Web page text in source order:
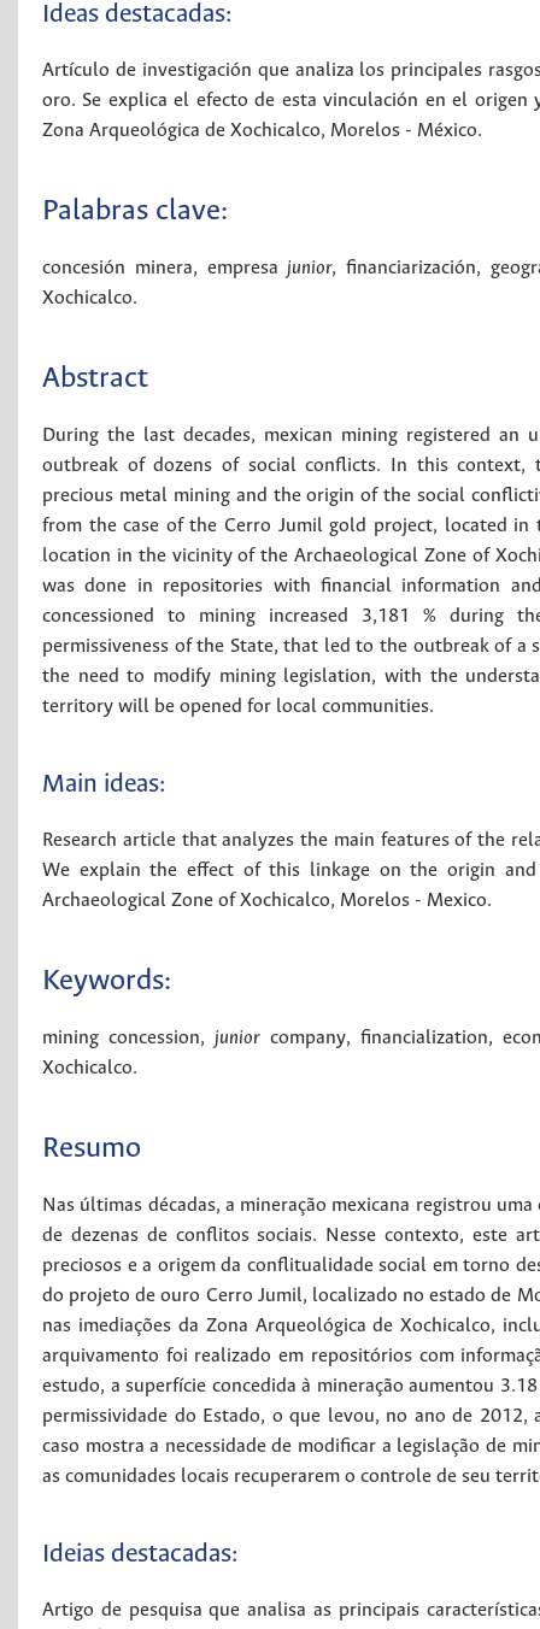
Ideas destacadas:
Artículo de investigación que analiza los principales
oro. Se explica el efecto de esta vinculación en el
Zona Arqueológica de Xochicalco, Morelos - México.
Palabras clave:
concesión minera, empresa junior, financiarización,
Xochicalco.
Abstract
During the last decades, mexican mining registered an
outbreak of dozens of social conflicts. In this context,
precious metal mining and the origin of the social
from the case of the Cerro Jumil gold project, located
location in the vicinity of the Archaeological Zone of
was done in repositories with financial information
concessioned to mining increased 3,181 % during
permissiveness of the State, that led to the outbreak of
the need to modify mining legislation, with the
territory will be opened for local communities.
Main ideas:
Research article that analyzes the main features of the
We explain the effect of this linkage on the origin
Archaeological Zone of Xochicalco, Morelos - Mexico.
Keywords:
mining concession, juniorcompany, financialization,
Xochicalco.
Resumo
Nas últimas décadas, a mineração mexicana registrou
de dezenas de conflitos sociais. Nesse contexto, este
preciosos e a origem da conflitualidade social em torno
do projeto de ouro Cerro Jumil, localizado no estado de
nas imediações da Zona Arqueológica de Xochicalco,
arquivamento foi realizado em repositórios com
estudo, a superfície concedida à mineração aumentou
permissividade do Estado, o que levou, no ano de
caso mostra a necessidade de modificar a legislação de
as comunidades locais recuperarem o controle de seu
Ideias destacadas:
Artigo de pesquisa que analisa as principais